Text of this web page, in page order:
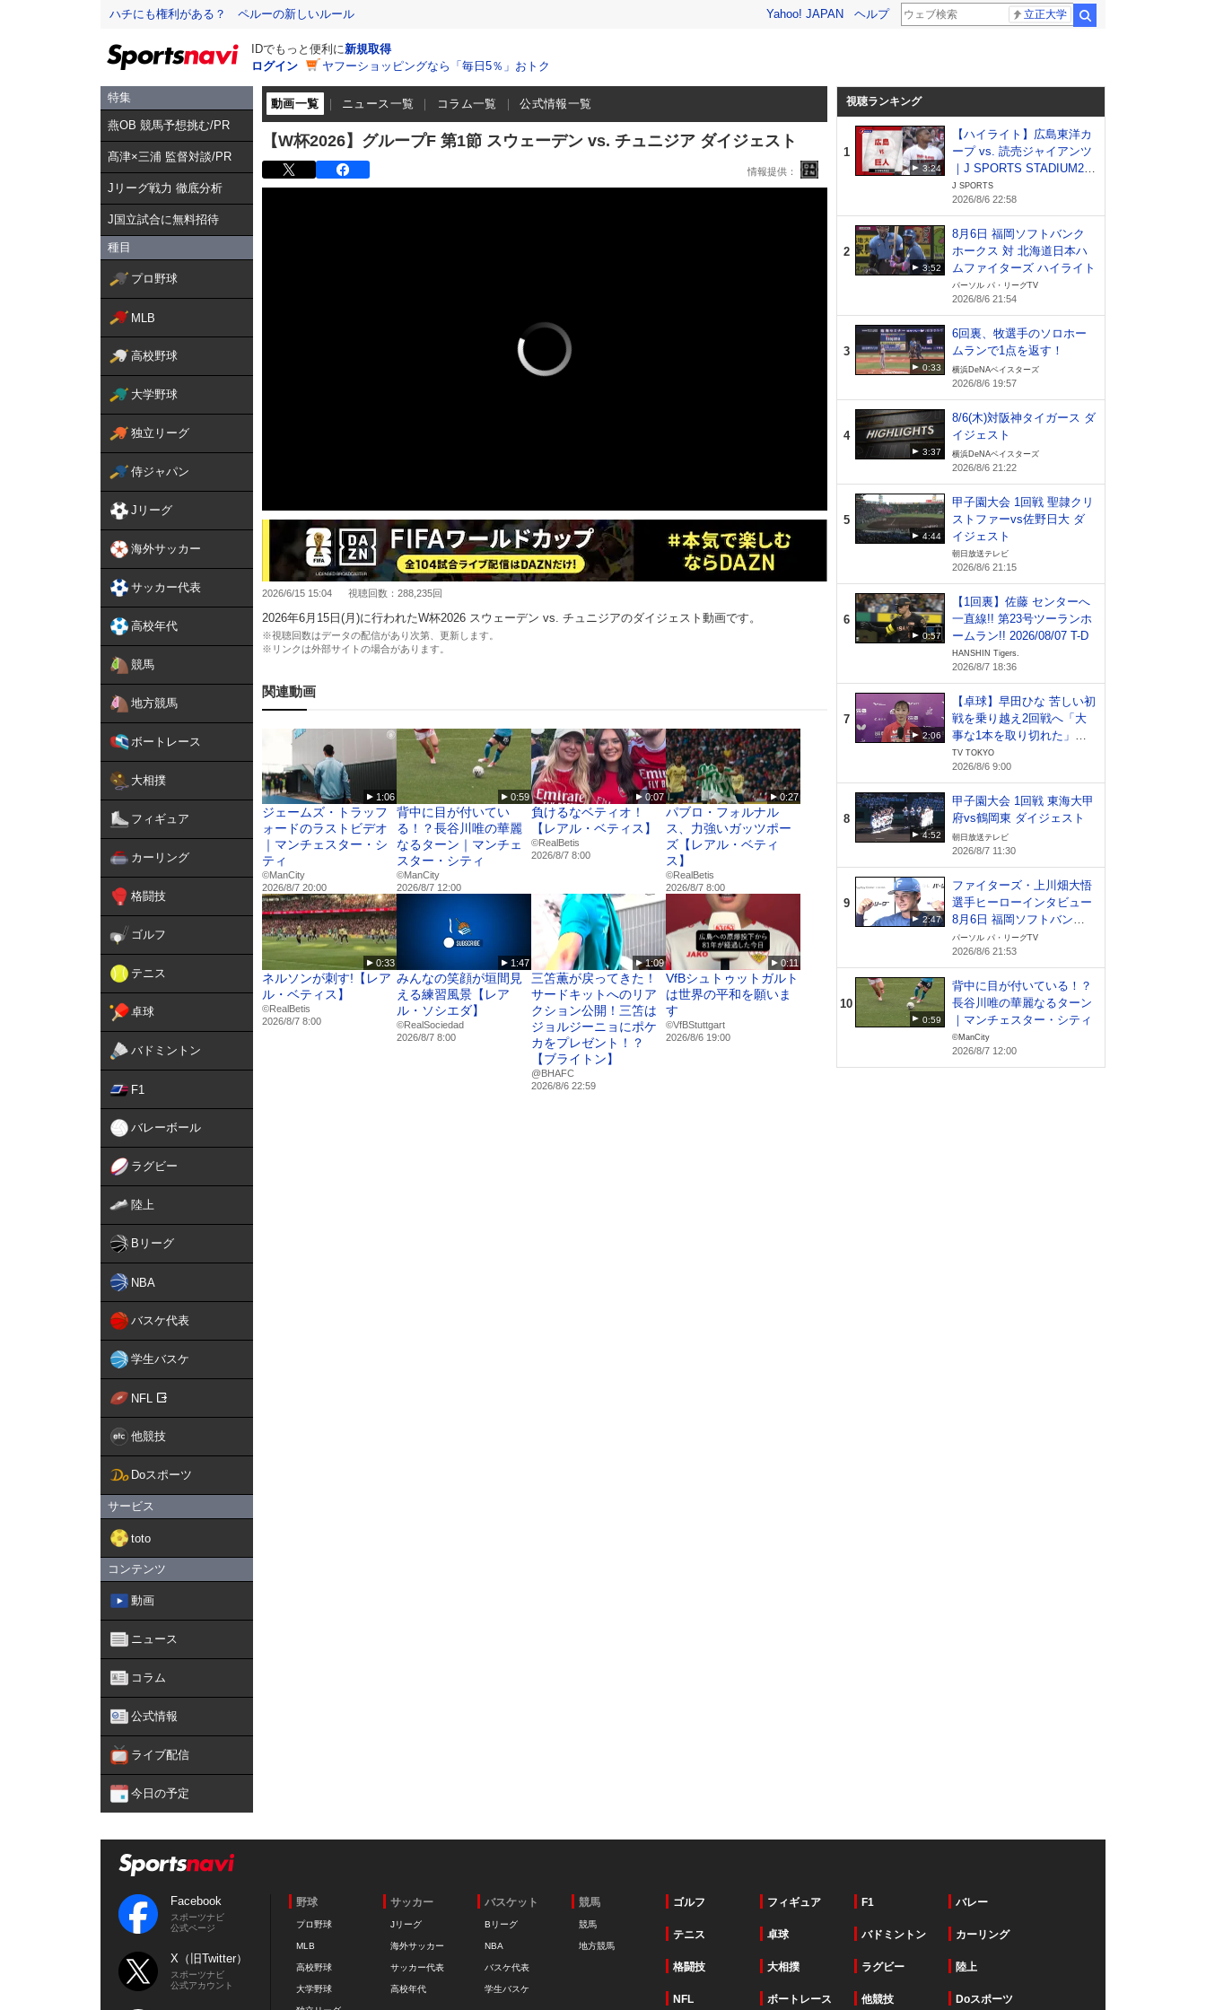
ハチにも権利がある？ ペルーの新しいルール Yahoo! JAPAN ヘルプ 立正大学
IDでもっと便利に新規取得
ログイン
ヤフーショッピングなら「毎日5％」おトク
特集
燕OB 競馬予想挑む/PR
髙津×三浦 監督対談/PR
Jリーグ戦力 徹底分析
J国立試合に無料招待
種目
プロ野球
MLB
高校野球
大学野球
独立リーグ
侍ジャパン
Jリーグ
海外サッカー
サッカー代表
高校年代
競馬
地方競馬
ボートレース
大相撲
フィギュア
カーリング
格闘技
ゴルフ
テニス
卓球
バドミントン
F1
バレーボール
ラグビー
陸上
Bリーグ
NBA
バスケ代表
学生バスケ
NFL
他競技
Doスポーツ
サービス
toto
コンテンツ
動画
ニュース
コラム
公式情報
ライブ配信
今日の予定
動画一覧 ニュース一覧 コラム一覧 公式情報一覧
【W杯2026】グループF 第1節 スウェーデン vs. チュニジア ダイジェスト
2026/6/15 15:04 視聴回数：288,235回
2026年6月15日(月)に行われたW杯2026 スウェーデン vs. チュニジアのダイジェスト動画です。
※視聴回数はデータの配信があり次第、更新します。
※リンクは外部サイトの場合があります。
関連動画
1:06
ジェームズ・トラッフ
ォードのラストビデオ
｜マンチェスター・シ
ティ
©ManCity
2026/8/7 20:00
0:59
背中に目が付いてい
る！？長谷川唯の華麗
なるターン｜マンチェ
スター・シティ
©ManCity
2026/8/7 12:00
0:07
負けるなベティオ！
【レアル・ベティス】
©RealBetis
2026/8/7 8:00
0:27
パブロ・フォルナル
ス、力強いガッツポー
ズ【レアル・ベティ
ス】
©RealBetis
2026/8/7 8:00
0:33
ネルソンが刺す!【レア
ル・ベティス】
©RealBetis
2026/8/7 8:00
1:47
みんなの笑顔が垣間見
える練習風景【レア
ル・ソシエダ】
©RealSociedad
2026/8/7 8:00
1:09
三笘薫が戻ってきた！
サードキットへのリア
クション公開！三笘は
ジョルジーニョにポケ
カをプレゼント！？
【ブライトン】
@BHAFC
2026/8/6 22:59
0:11
VfBシュトゥットガルト
は世界の平和を願いま
す
©VfBStuttgart
2026/8/6 19:00
視聴ランキング
1
3:24
【ハイライト】広島東洋カ
ープ vs. 読売ジャイアンツ
｜J SPORTS STADIUM20
26（8月6日）
J SPORTS
2026/8/6 22:58
2
3:52
8月6日 福岡ソフトバンク
ホークス 対 北海道日本ハ
ムファイターズ ハイライト
パーソル パ・リーグTV
2026/8/6 21:54
3
0:33
6回裏、牧選手のソロホー
ムランで1点を返す！
横浜DeNAベイスターズ
2026/8/6 19:57
4
3:37
8/6(木)対阪神タイガース ダ
イジェスト
横浜DeNAベイスターズ
2026/8/6 21:22
5
4:44
甲子園大会 1回戦 聖隷クリ
ストファーvs佐野日大 ダ
イジェスト
朝日放送テレビ
2026/8/6 21:15
6
0:57
【1回裏】佐藤 センターへ
一直線!! 第23号ツーランホ
ームラン!! 2026/08/07 T-D
HANSHIN Tigers.
2026/8/7 18:36
7
2:06
【卓球】早田ひな 苦しい初
戦を乗り越え2回戦へ「大
事な1本を取り切れた」日
本開催でファンへ恩返し｜
WTTチャンピオンズ横浜20
26
TV TOKYO
2026/8/6 9:00
8
4:52
甲子園大会 1回戦 東海大甲
府vs鶴岡東 ダイジェスト
朝日放送テレビ
2026/8/7 11:30
9
2:47
ファイターズ・上川畑大悟
選手ヒーローインタビュー
8月6日 福岡ソフトバンク
ホークス 対 北海道日本ハ
ムファイターズ
パーソル パ・リーグTV
2026/8/6 21:53
10
0:59
背中に目が付いている！？
長谷川唯の華麗なるターン
｜マンチェスター・シティ
©ManCity
2026/8/7 12:00
Facebook
スポーツナビ
公式ページ
X（旧Twitter）
スポーツナビ
公式アカウント
野球
プロ野球
MLB
高校野球
大学野球
サッカー
Jリーグ
海外サッカー
サッカー代表
高校年代
バスケット
Bリーグ
NBA
バスケ代表
学生バスケ
競馬
競馬
地方競馬
ゴルフ フィギュア F1 バレー
テニス 卓球 バドミントン カーリング
格闘技 大相撲 ラグビー 陸上
NFL ボートレース 他競技 Doスポーツ